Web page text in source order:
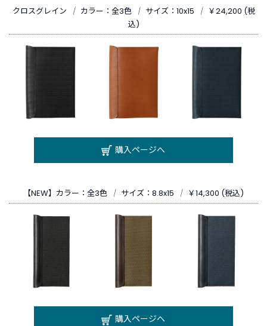
クロスグレイン ｜ カラー：全3色 ｜ サイズ：10x15 ｜ ￥24,200 (税
込)
購入ページへ
【NEW】カラー：全3色 ｜ サイズ：8.8x15 ｜ ￥14,300 (税込)
購入ページへ